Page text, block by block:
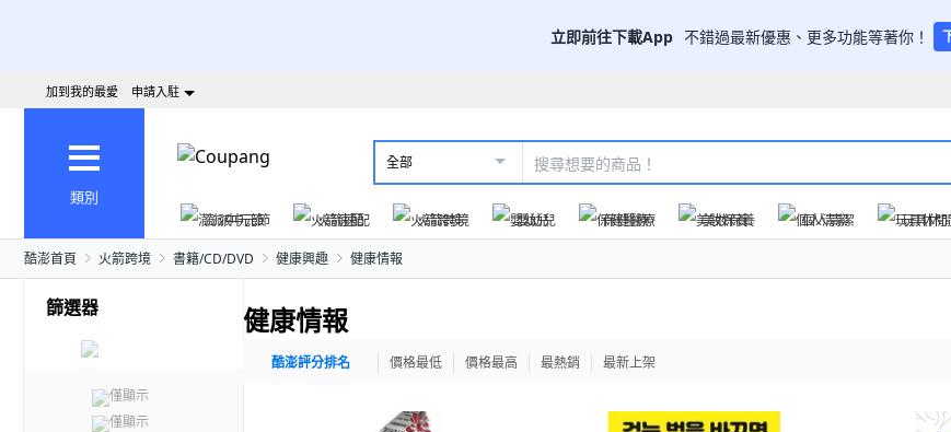
立即前往下載App 不錯過最新優惠、更多功能等著你！
加到我的最愛 申請入駐
類別
全部
澎派中元節
火箭速配 火箭跨境 嬰幼兒 保健醫療 美妝保養 個人清潔 玩具休
酷澎首頁 火箭跨境 書籍/CD/DVD 健康興趣 健康情報
篩選器
僅顯示
僅顯示
健康情報
酷澎評分排名 價格最低 價格最高 最熱銷 最新上架